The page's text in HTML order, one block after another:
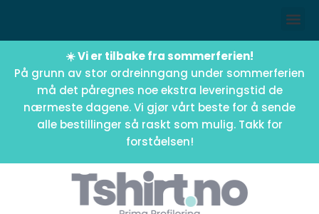
☀️ Vi er tilbake fra sommerferien!
På grunn av stor ordreinngang under sommerferien
må det påregnes noe ekstra leveringstid de
nærmeste dagene. Vi gjør vårt beste for å sende
alle bestillinger så raskt som mulig. Takk for
forståelsen!